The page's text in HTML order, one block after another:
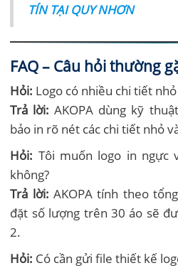
TÍN TẠI QUY NHƠN
FAQ – Câu hỏi thường
Hỏi: Logo có nhiều chi tiết
Trả lời: AKOPA dùng kỹ
bảo in rõ nét các chi tiết nhỏ
Hỏi: Tôi muốn logo in ngực
không?
Trả lời: AKOPA tính theo
đặt số lượng trên 30 áo sẽ
2.
Hỏi: Có cần gửi file thiết kế